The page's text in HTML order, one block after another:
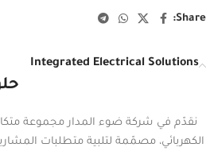
Share:
Integrated Electrical Solutions
نقدّم في شركة ضوء المدار مجموعة
الكهربائي، مصمّمة لتلبية متطلبات